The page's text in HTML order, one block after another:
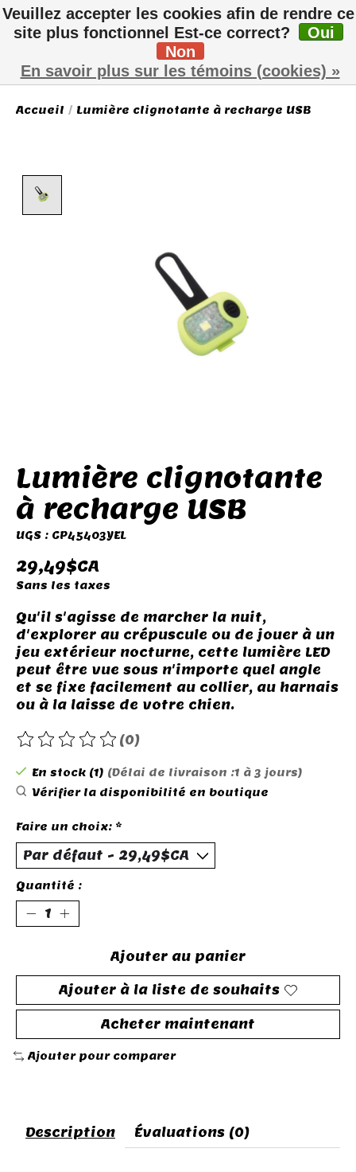
Liste de
Panier
Accueil / Lumière clignotante à recharge USB
Lumière clignotante
à recharge USB
UGS : CP45403YEL
29,49$CA
Sans les taxes
Qu'il s'agisse de marcher la nuit,
d'explorer au crépuscule ou de jouer à un
jeu extérieur nocturne, cette lumière LED
peut être vue sous n'importe quel angle
et se fixe facilement au collier, au harnais
ou à la laisse de votre chien.
Ce produit est évalué à
(0)
En stock (1) (Délai de livraison :1 à 3 jours)
Vérifier la disponibilité en boutique
Faire un choix: *
Quantité :
Ajouter au panier
Ajouter à la liste de souhaits
Acheter maintenant
Ajouter pour comparer
Description Évaluations (0)
Veuillez accepter les cookies afin de rendre ce
site plus fonctionnel Est-ce correct?
Oui
Non
En savoir plus sur les témoins (cookies) »